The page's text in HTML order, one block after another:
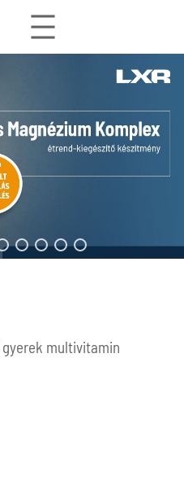
gyerek multivitamin